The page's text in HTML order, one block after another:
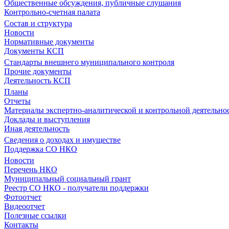
Общественные обсуждения, публичные слушания
Контрольно-счетная палата
Состав и структура
Новости
Нормативные документы
Документы КСП
Стандарты внешнего муниципального контроля
Прочие документы
Деятельность КСП
Планы
Отчеты
Материалы экспертно-аналитической и контрольной
Доклады и выступления
Иная деятельность
Сведения о доходах и имуществе
Поддержка СО НКО
Новости
Перечень НКО
Муниципальный социальный грант
Реестр СО НКО - получатели поддержки
Фотоотчет
Видеоотчет
Полезные ссылки
Контакты